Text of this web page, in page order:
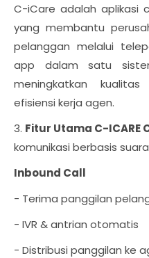
C-iCare adalah aplikasi
yang membantu
pelanggan melalui
app dalam satu
meningkatkan
efisiensi kerja agen.
3. Fitur Utama C-ICARE
komunikasi berbasis
Inbound Call
- Terima panggilan
- IVR & antrian otomatis
- Distribusi panggilan ke